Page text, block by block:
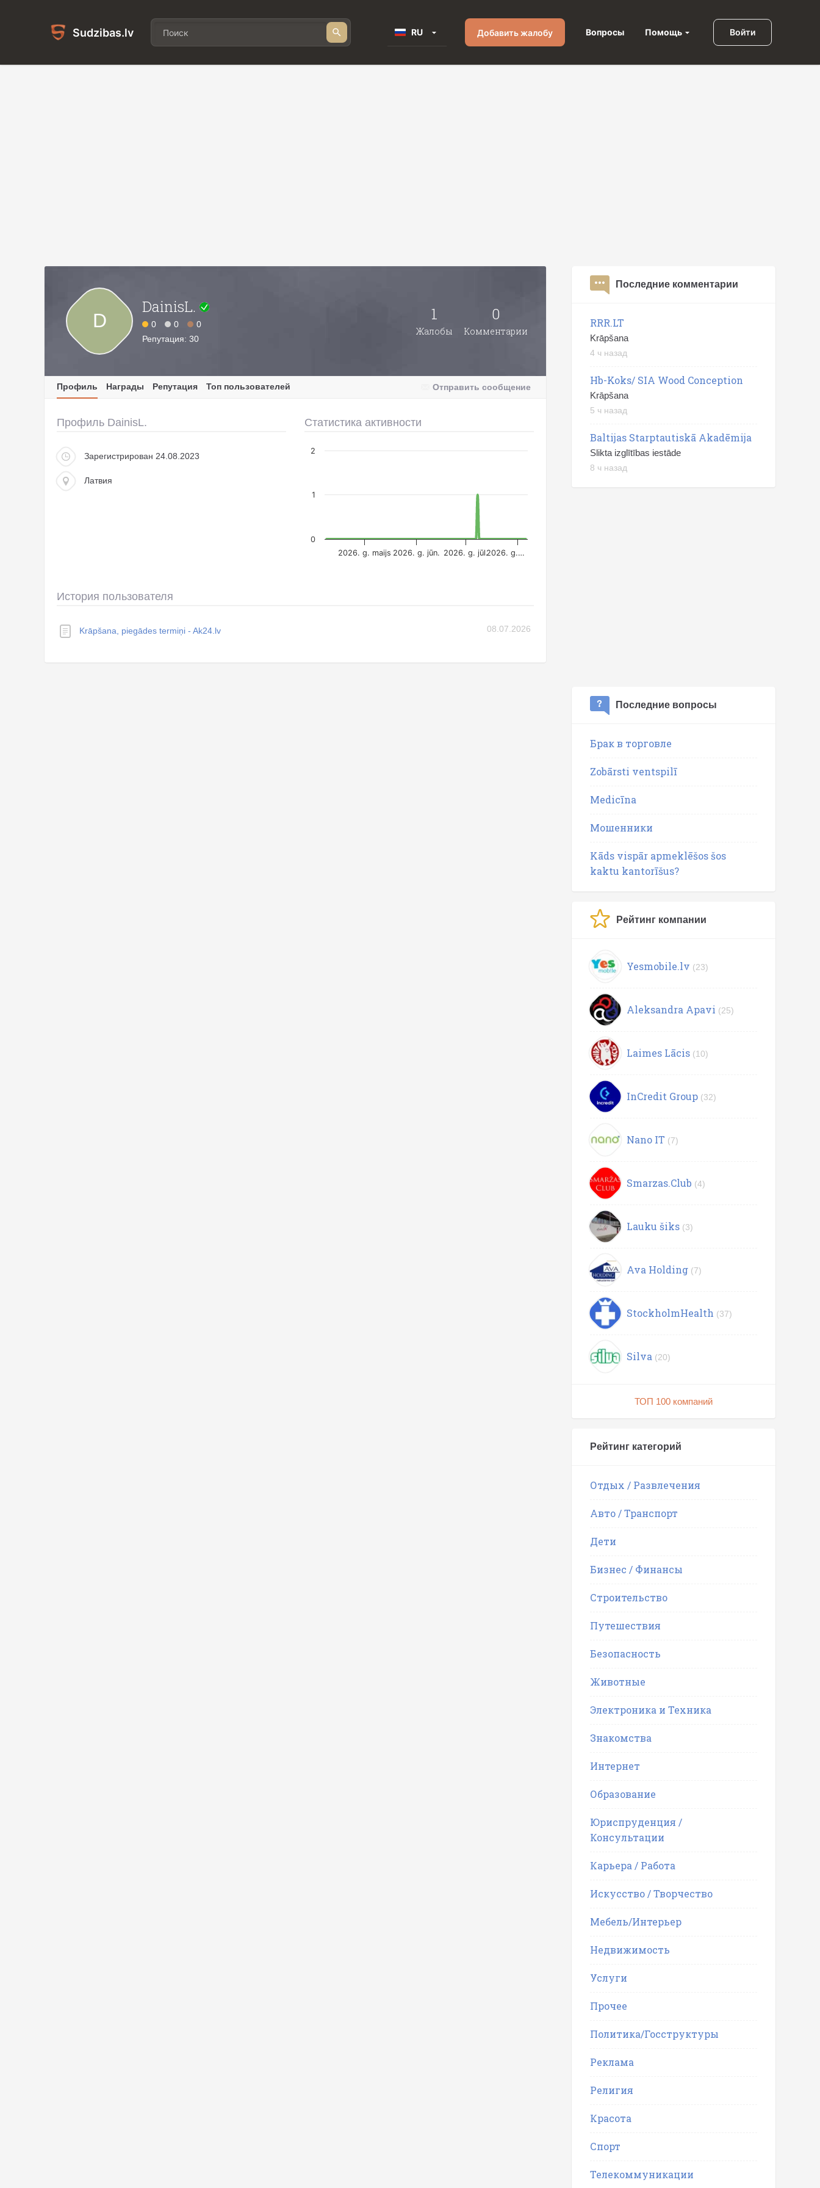
Sudzibas.lv RU Добавить жалобу Вопросы Помощь Войти
D
DainisL.
0 0
0
Репутация: 30
1
Жалобы
0
Комментарии
Профиль Награды Репутация Топ пользователей Отправить сообщение
Профиль DainisL.
Зарегистрирован 24.08.2023
Латвия
Статистика активности
2026. g. maijs 2026. g. jūn. 2026. g. jūl.2026. g.…
0
1
2
История пользователя
Krāpšana, piegādes termiņi - Ak24.lv 08.07.2026
Последние комментарии
RRR.LT
Krāpšana
4 ч назад
Hb-Koks/ SIA Wood Conception
Krāpšana
5 ч назад
Baltijas Starptautiskā Akadēmija
Slikta izglītības iestāde
8 ч назад
Последние вопросы
Брак в торговле
Zobārsti ventspilī
Medicīna
Мошенники
Kāds vispār apmeklēšos šos
kaktu kantorīšus?
Рейтинг компании
Yesmobile.lv (23)
Aleksandra Apavi (25)
Laimes Lācis (10)
InCredit Group (32)
Nano IT (7)
Smarzas.Club (4)
Lauku šiks (3)
Ava Holding (7)
StockholmHealth (37)
Silva (20)
ТОП 100 компаний
Рейтинг категорий
Отдых / Развлечения
Авто / Транспорт
Дети
Бизнес / Финансы
Строительство
Путешествия
Безопасность
Животные
Электроника и Техника
Знакомства
Интернет
Образование
Юриспруденция /
Консультации
Карьера / Работа
Искусство / Творчество
Мебель/Интерьер
Недвижимость
Услуги
Прочее
Политика/Госструктуры
Реклама
Религия
Красота
Спорт
Телекоммуникации